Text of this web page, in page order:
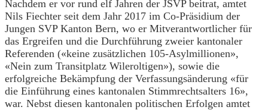
Nachdem er vor rund elf Jahren der JSVP beitrat, amtet
Nils Fiechter seit dem Jahr 2017 im Co-Präsidium der
Jungen SVP Kanton Bern, wo er Mitverantwortlicher für
das Ergreifen und die Durchführung zweier kantonaler
Referenden («keine zusätzlichen 105-Asylmillionen»,
«Nein zum Transitplatz Wileroltigen»), sowie die
erfolgreiche Bekämpfung der Verfassungsänderung «für
die Einführung eines kantonalen Stimmrechtsalters 16»,
war. Nebst diesen kantonalen politischen Erfolgen amtet